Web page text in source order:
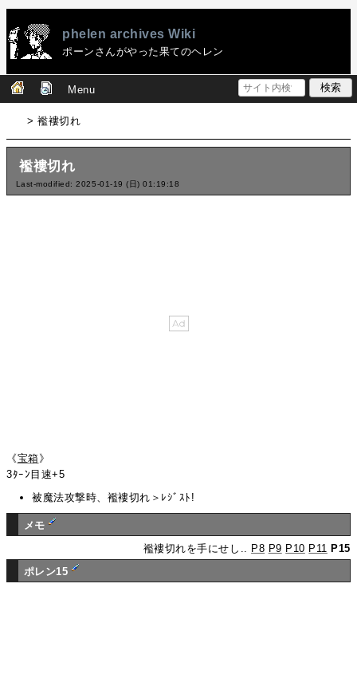
phelen archives Wiki
ポーンさんがやった果てのヘレン
Menu
> 襤褸切れ
襤褸切れ
Last-modified: 2025-01-19 (日) 01:19:18
《宝箱》
3ﾀｰﾝ目速+5
被魔法攻撃時、襤褸切れ＞ﾚｼﾞｽﾄ!
メモ
襤褸切れを手にせし.. P8 P9 P10 P11 P15
ポレン15